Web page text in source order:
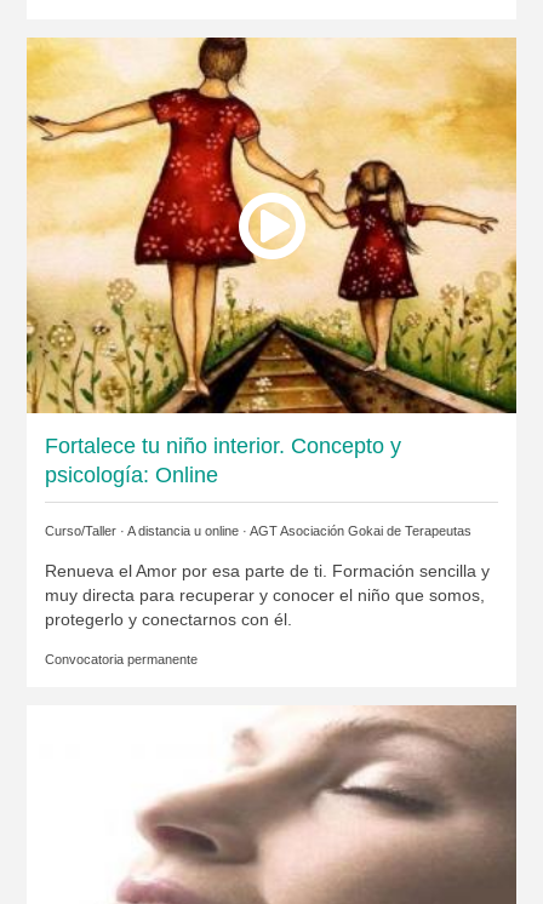
Fortalece tu niño interior. Concepto y
psicología: Online
Curso/Taller · A distancia u online · AGT Asociación Gokai de Terapeutas
Renueva el Amor por esa parte de ti. Formación sencilla y
muy directa para recuperar y conocer el niño que somos,
protegerlo y conectarnos con él.
Convocatoria permanente